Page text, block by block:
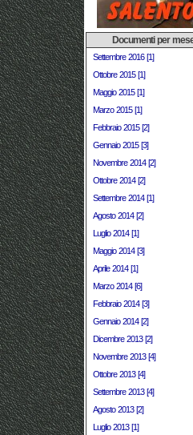
Documenti per
Settembre 2016 [1]
Ottobre 2015 [1]
Maggio 2015 [1]
Marzo 2015 [1]
Febbraio 2015 [2]
Gennaio 2015 [3]
Novembre 2014 [2]
Ottobre 2014 [2]
Settembre 2014 [1]
Agosto 2014 [2]
Luglio 2014 [1]
Maggio 2014 [3]
Aprile 2014 [1]
Marzo 2014 [6]
Febbraio 2014 [3]
Gennaio 2014 [2]
Dicembre 2013 [2]
Novembre 2013 [4]
Ottobre 2013 [4]
Settembre 2013 [4]
Agosto 2013 [2]
Luglio 2013 [1]